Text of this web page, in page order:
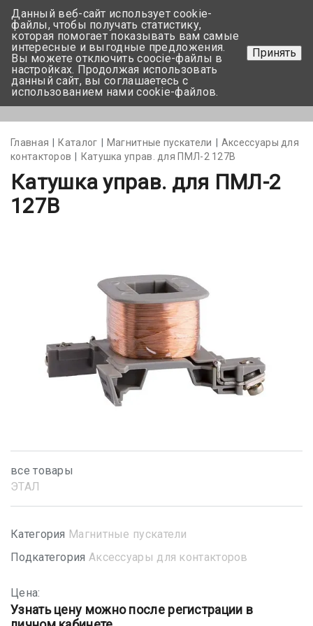
+375 17-350-99-56
+375 44-752-82-08
Задать вопрос
Главная Каталог Магнитные пускатели
Аксессуары для
контакторов
Катушка управ. для ПМЛ-2 127В
Катушка управ. для ПМЛ-2
127В
все товары
ЭТАЛ
Категория Магнитные пускатели
Подкатегория Аксессуары для контакторов
Цена:
Узнать цену можно после регистрации в
Данный веб-сайт использует cookie-
файлы, чтобы получать статистику,
которая помогает показывать вам самые
интересные и выгодные предложения.
Вы можете отключить coocie-файлы в
настройках. Продолжая использовать
данный сайт, вы соглашаетесь с
использованием нами cookie-файлов.
Принять